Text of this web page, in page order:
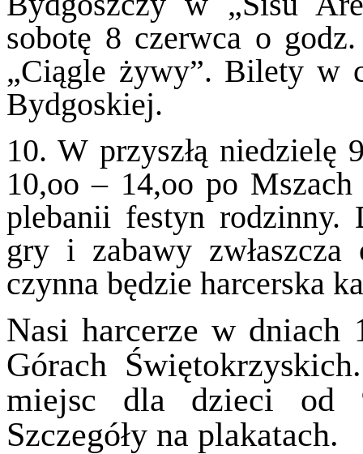
sobotę 8 czerwca o
„Ciągle żywy”. Bilety w
Bydgoskiej.
10. W przyszłą niedzielę
10,oo – 14,oo po
plebanii festyn rodzinny.
gry i zabawy
czynna będzie harcerska
Nasi harcerze w dniach
Górach
miejsc dla dzieci od
Szczegóły na plakatach.